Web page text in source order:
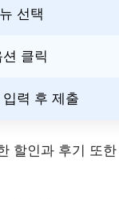
선택
클릭
력 후 제출
할인과 후기 또